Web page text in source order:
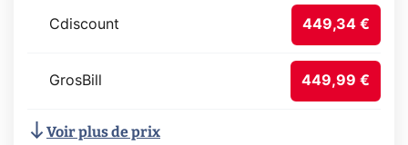
Cdiscount 449,34 €
GrosBill 449,99 €
Voir plus de prix